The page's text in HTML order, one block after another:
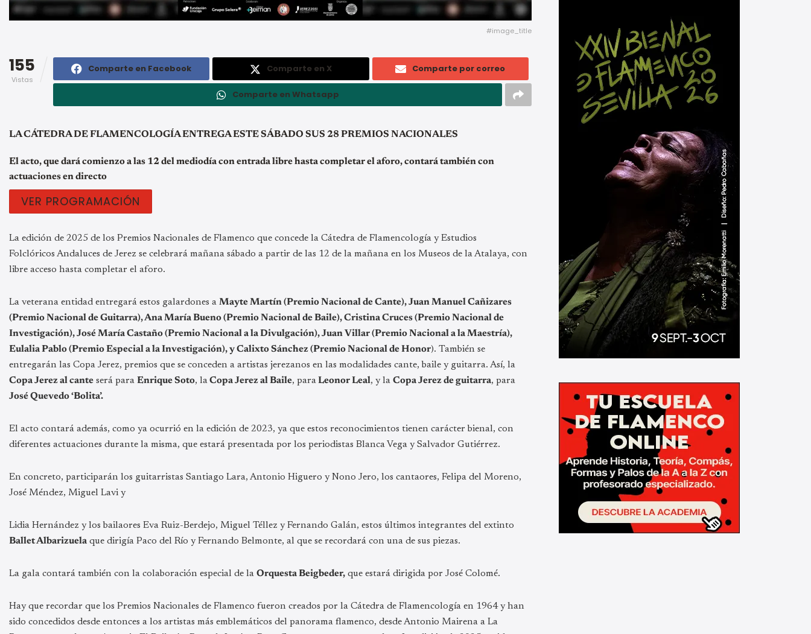
#image_title
155
Vistas
Comparte en Facebook Comparte en X Comparte por correo
Comparte en Whatsapp
LA CÁTEDRA DE FLAMENCOLOGÍA ENTREGA ESTE SÁBADO SUS 28 PREMIOS NACIONALES
El acto, que dará comienzo a las 12 del mediodía con entrada libre hasta completar el aforo, contará también con
actuaciones en directo
VER PROGRAMACIÓN
La edición de 2025 de los Premios Nacionales de Flamenco que concede la Cátedra de Flamencología y Estudios
Folclóricos Andaluces de Jerez se celebrará mañana sábado a partir de las 12 de la mañana en los Museos de la Atalaya, con
libre acceso hasta completar el aforo.
La veterana entidad entregará estos galardones a Mayte Martín (Premio Nacional de Cante), Juan Manuel Cañizares
(Premio Nacional de Guitarra), Ana María Bueno (Premio Nacional de Baile), Cristina Cruces (Premio Nacional de
Investigación), José María Castaño (Premio Nacional a la Divulgación), Juan Villar (Premio Nacional a la Maestría),
Eulalia Pablo (Premio Especial a la Investigación), y Calixto Sánchez (Premio Nacional de Honor). También se
entregarán las Copa Jerez, premios que se conceden a artistas jerezanos en las modalidades cante, baile y guitarra. Así, la
Copa Jerez al cante será para Enrique Soto, laCopa Jerez al Baile, paraLeonor Leal, y la Copa Jerez de guitarra, para
José Quevedo ‘Bolita’.
El acto contará además, como ya ocurrió en la edición de 2023, ya que estos reconocimientos tienen carácter bienal, con
diferentes actuaciones durante la misma, que estará presentada por los periodistas Blanca Vega y Salvador Gutiérrez.
En concreto, participarán los guitarristas Santiago Lara, Antonio Higuero y Nono Jero, los cantaores, Felipa del Moreno,
José Méndez, Miguel Lavi y
Lidia Hernández y los bailaores Eva Ruiz-Berdejo, Miguel Téllez y Fernando Galán, estos últimos integrantes del extinto
Ballet Albarizuela que dirigía Paco del Río y Fernando Belmonte, al que se recordará con una de sus piezas.
La gala contará también con la colaboración especial de la Orquesta Beigbeder, que estará dirigida por José Colomé.
Hay que recordar que los Premios Nacionales de Flamenco fueron creados por la Cátedra de Flamencología en 1964 y han
sido concedidos desde entonces a los artistas más emblemáticos del panorama flamenco, desde Antonio Mairena a La